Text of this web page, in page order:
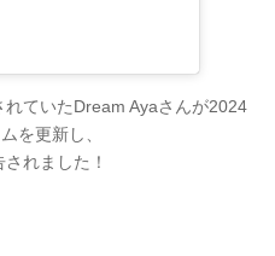
ていたDream Ayaさんが2024
を更新し、
れました！